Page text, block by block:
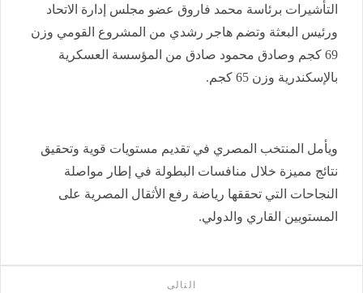
التأشيرات برئاسة محمد فاروق عضو مجلس إدارة الاتحاد
ورئيس البعثة وتضم هاجر رشدي من المشروع القومي وزن
69 كجم وصادق محمود صادق من المؤسسة العسكرية
بالإسكندرية وزن 65 كجم.
ويأمل المنتخب المصري في تقديم مستويات قوية وتحقيق
نتائج مميزة خلال منافسات البطولة في إطار مواصلة
النجاحات التي تحققها رياضة رفع الأثقال المصرية على
المستويين القاري والدولي.
التالى